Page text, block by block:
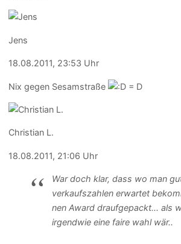
Jens
18.08.2011, 23:53 Uhr
Nix gegen Sesamstraße
Christian L.
18.08.2011, 21:06 Uhr
War doch klar, dass wo man
verkaufszahlen erwartet
nen Award draufgepackt... als
irgendwie eine faire wahl wär..